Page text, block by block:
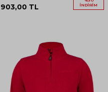
903,00 TL
İNDIRIM